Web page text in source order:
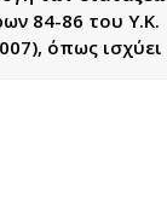
84-86 του Υ.Κ.
όπως ισχύει